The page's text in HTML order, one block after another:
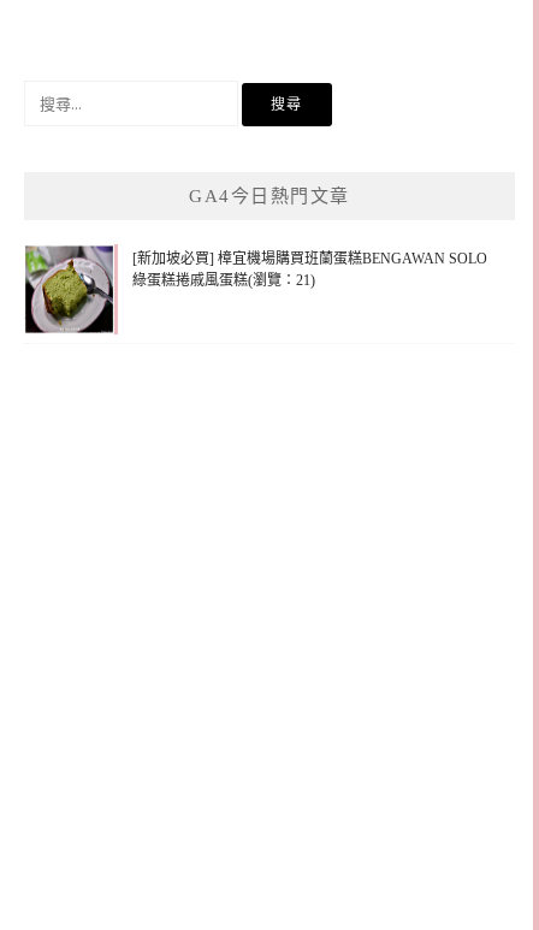
GA4今日熱門文章
[新加坡必買] 樟宜機場購買班蘭蛋糕BENGAWAN SOLO
綠蛋糕捲戚風蛋糕(瀏覽：21)